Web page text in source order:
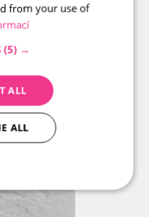
from your use of
(5) →
ALL
ALL
Targeting